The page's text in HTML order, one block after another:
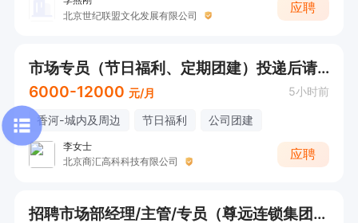
北京世纪联盟文化发展有限公司
应聘
市场专员（节日福利、定期团建）投递后请直接电话联系
6000-12000 元/月 5小时前
香河-城内及周边 节日福利 公司团建
李女士
北京商汇高科科技有限公司
应聘
招聘市场部经理/主管/专员（尊远连锁集团香河分部~办事处1~招聘）（工作地址:府前街）不符合条件勿扰